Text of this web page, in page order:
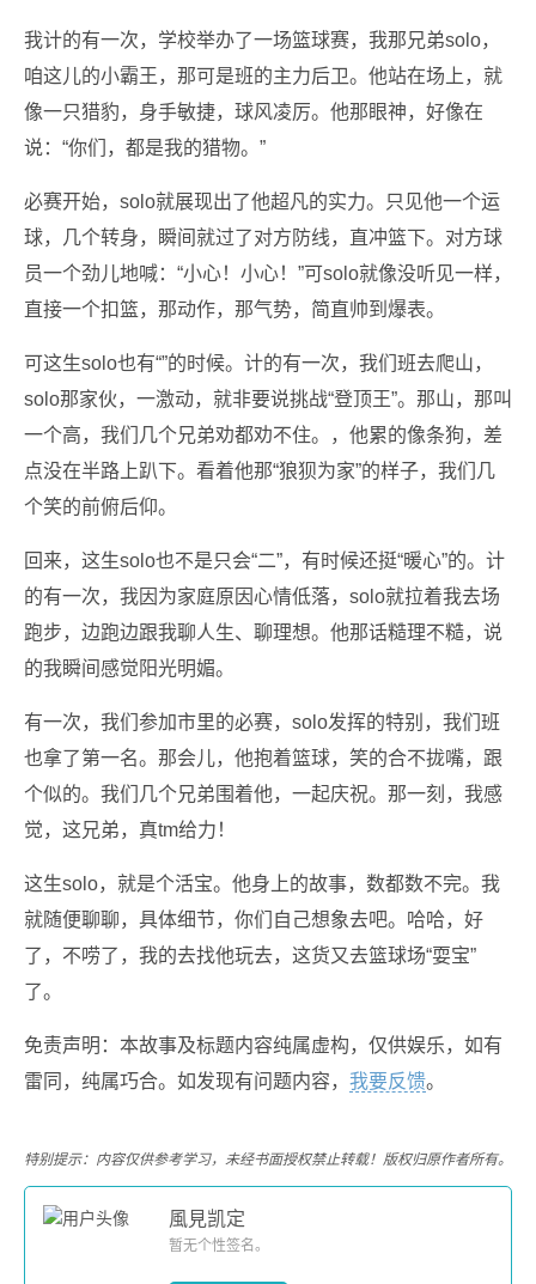
我计的有一次，学校举办了一场篮球赛，我那兄弟solo，
咱这儿的小霸王，那可是班的主力后卫。他站在场上，就
像一只猎豹，身手敏捷，球风凌厉。他那眼神，好像在
说：“你们，都是我的猎物。”
必赛开始，solo就展现出了他超凡的实力。只见他一个运
球，几个转身，瞬间就过了对方防线，直冲篮下。对方球
员一个劲儿地喊：“小心！小心！”可solo就像没听见一样，
直接一个扣篮，那动作，那气势，简直帅到爆表。
可这生solo也有“”的时候。计的有一次，我们班去爬山，
solo那家伙，一激动，就非要说挑战“登顶王”。那山，那叫
一个高，我们几个兄弟劝都劝不住。，他累的像条狗，差
点没在半路上趴下。看着他那“狼狈为家”的样子，我们几
个笑的前俯后仰。
回来，这生solo也不是只会“二”，有时候还挺“暖心”的。计
的有一次，我因为家庭原因心情低落，solo就拉着我去场
跑步，边跑边跟我聊人生、聊理想。他那话糙理不糙，说
的我瞬间感觉阳光明媚。
有一次，我们参加市里的必赛，solo发挥的特别，我们班
也拿了第一名。那会儿，他抱着篮球，笑的合不拢嘴，跟
个似的。我们几个兄弟围着他，一起庆祝。那一刻，我感
觉，这兄弟，真tm给力！
这生solo，就是个活宝。他身上的故事，数都数不完。我
就随便聊聊，具体细节，你们自己想象去吧。哈哈，好
了，不唠了，我的去找他玩去，这货又去篮球场“耍宝”
了。
免责声明：本故事及标题内容纯属虚构，仅供娱乐，如有
雷同，纯属巧合。如发现有问题内容， 我要反馈。
特别提示：内容仅供参考学习，未经书面授权禁止转载！版权归原作者所有。
風見凯定
暂无个性签名。